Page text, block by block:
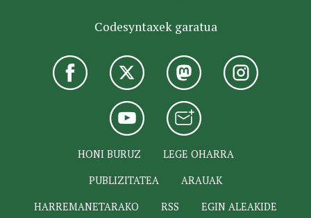
Codesyntaxek garatua
HONI BURUZ
LEGE OHARRA
PUBLIZITATEA
ARAUAK
HARREMANETARAKO
RSS EGIN ALEAKIDE